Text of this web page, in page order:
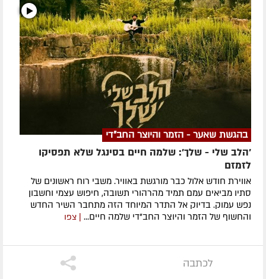
בהגשת שאער - הזמר והיוצר החב"די
'הלב שלי - שלך': שלמה חיים בסינגל שלא תפסיקו
לזמזם
אווירת חודש אלול כבר מורגשת באוויר. משבי רוח ראשונים של
סתיו מביאים עמם תמיד מהרהורי תשובה, חיפוש עצמי וחשבון
נפש עמוק. בדיוק אל התדר המיוחד הזה מתחבר השיר החדש
והחשוף של הזמר והיוצר החב"די שלמה חיים... | צפו
לכתבה